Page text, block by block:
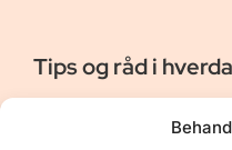
Tips og råd i
Er vår bloggside hvor vi
gi deg råd og tips innen